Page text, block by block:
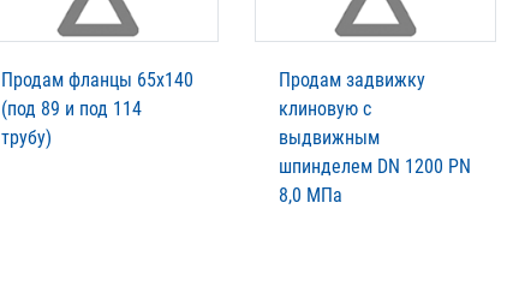
Продам фланцы 65х140
(под 89 и под 114
трубу)
Продам задвижку
клиновую с
выдвижным
шпинделем DN 1200 PN
8,0 МПа